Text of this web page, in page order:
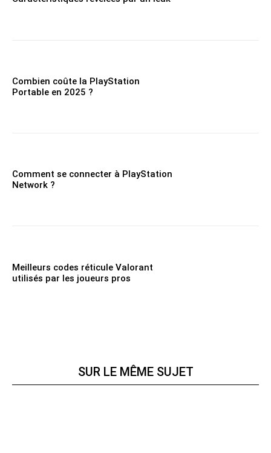
Combien coûte la PlayStation
Portable en 2025 ?
Comment se connecter à PlayStation
Network ?
Meilleurs codes réticule Valorant
utilisés par les joueurs pros
SUR LE MÊME SUJET